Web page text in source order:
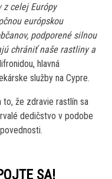
celej Európy
európskou
podporené silnou
chrániť naše rastliny a
hlavná
služby na Cypre.
to, že zdravie rastlín sa
dedičstvo v podobe
SA!